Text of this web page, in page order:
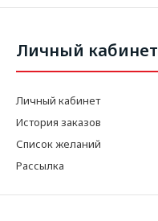
Личный кабинет
Личный кабинет
История заказов
Список желаний
Рассылка